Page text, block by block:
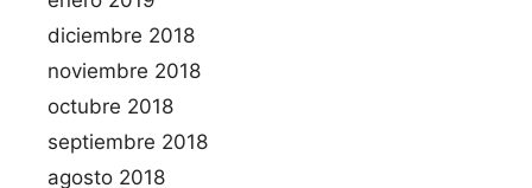
diciembre 2018
noviembre 2018
octubre 2018
septiembre 2018
agosto 2018